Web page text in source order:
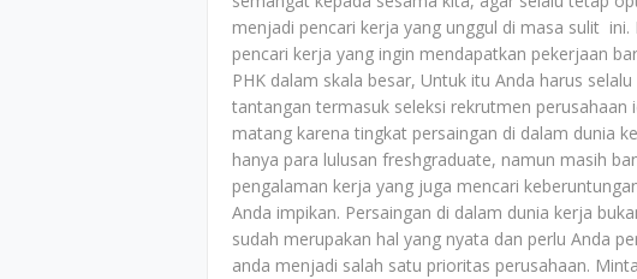
menjadi pencari kerja yang unggul di masa sulit
pencari kerja yang ingin mendapatkan pekerjaan
PHK dalam skala besar, Untuk itu Anda harus
tantangan termasuk seleksi rekrutmen perusahaan
matang karena tingkat persaingan di dalam dunia
hanya para lulusan freshgraduate, namun masih
pengalaman kerja yang juga mencari
Anda impikan. Persaingan di dalam dunia kerja
sudah merupakan hal yang nyata dan perlu Anda
anda menjadi salah satu prioritas perusahaan.